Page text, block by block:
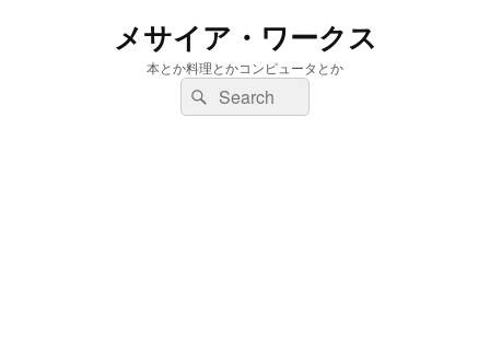
メサイア・ワークス
本とか料理とかコンピュータとか
検
索:
検
索